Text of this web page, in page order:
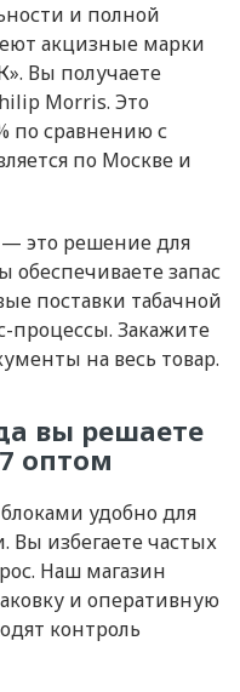
и полной
акцизные марки
Вы получаете
Morris. Это
по сравнению с
по Москве и
это решение для
обеспечиваете запас
поставки табачной
Закажите
на весь товар.
вы решаете
оптом
удобно для
Вы избегаете частых
Наш магазин
и оперативную
контроль